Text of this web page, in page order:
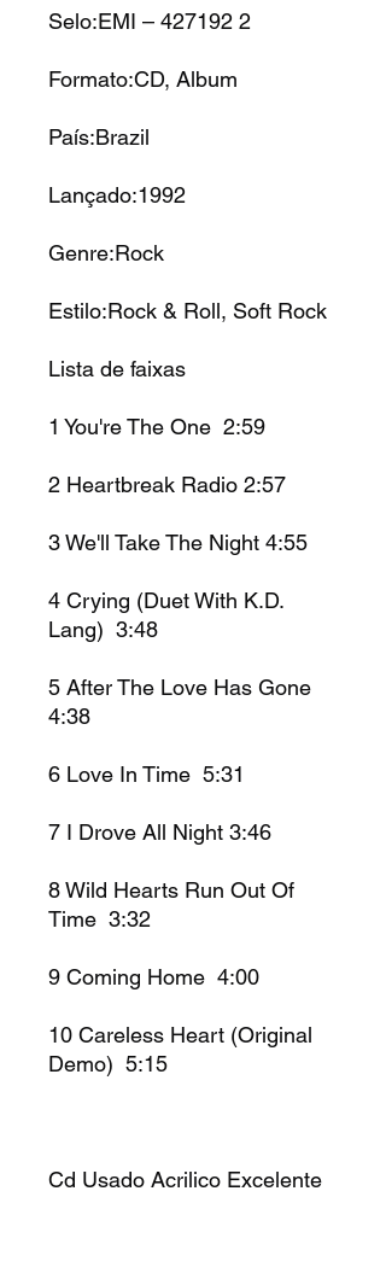
Selo:EMI – 427192 2
Formato:CD, Album
País:Brazil
Lançado:1992
Genre:Rock
Estilo:Rock & Roll, Soft Rock
Lista de faixas
1 You're The One 2:59
2 Heartbreak Radio 2:57
3 We'll Take The Night 4:55
4 Crying (Duet With K.D.
Lang) 3:48
5 After The Love Has Gone
4:38
6 Love In Time 5:31
7 I Drove All Night 3:46
8 Wild Hearts Run Out Of
Time 3:32
9 Coming Home 4:00
10 Careless Heart (Original
Demo) 5:15
Cd Usado Acrilico Excelente